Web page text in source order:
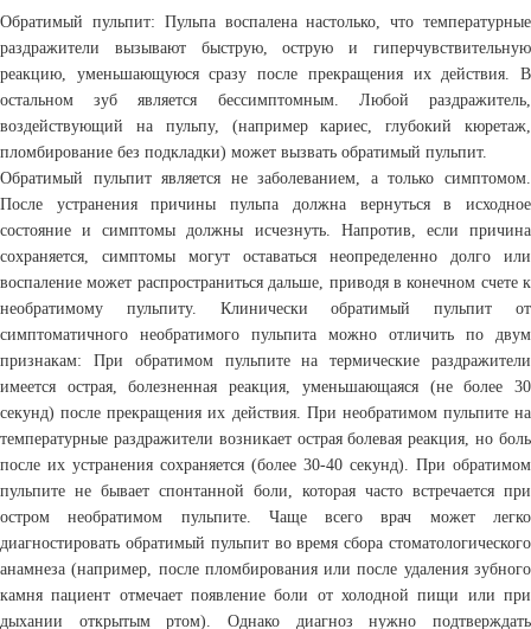
Обратимый пульпит: Пульпа воспалена настолько, что температурные
раздражители вызывают быструю, острую и гиперчувствительную
реакцию, уменьшающуюся сразу после прекращения их действия. В
остальном зуб является бессимптомным. Любой раздражитель,
воздействующий на пульпу, (например кариес, глубокий кюретаж,
пломбирование без подкладки) может вызвать обратимый пульпит.
Обратимый пульпит является не заболеванием, а только симптомом.
После устранения причины пульпа должна вернуться в исходное
состояние и симптомы должны исчезнуть. Напротив, если причина
сохраняется, симптомы могут оставаться неопределенно долго или
воспаление может распространиться дальше, приводя в конечном счете к
необратимому пульпиту. Клинически обратимый пульпит от
симптоматичного необратимого пульпита можно отличить по двум
признакам: При обратимом пульпите на термические раздражители
имеется острая, болезненная реакция, уменьшающаяся (не более 30
секунд) после прекращения их действия. При необратимом пульпите на
температурные раздражители возникает острая болевая реакция, но боль
после их устранения сохраняется (более 30-40 секунд). При обратимом
пульпите не бывает спонтанной боли, которая часто встречается при
остром необратимом пульпите. Чаще всего врач может легко
диагностировать обратимый пульпит во время сбора стоматологического
анамнеза (например, после пломбирования или после удаления зубного
камня пациент отмечает появление боли от холодной пищи или при
дыхании открытым ртом). Однако диагноз нужно подтверждать